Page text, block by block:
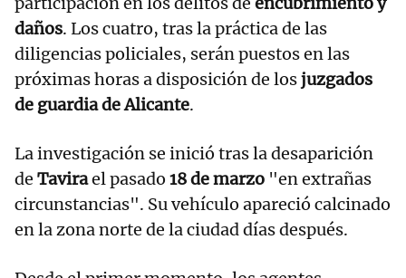
daños. Los cuatro, tras la práctica de las
diligencias policiales, serán puestos en las
próximas horas a disposición de losjuzgados
de guardia de Alicante.
La investigación se inició tras la desaparición
de Tavirael pasado 18 de marzo "en extrañas
circunstancias". Su vehículo apareció calcinado
en la zona norte de la ciudad días después.